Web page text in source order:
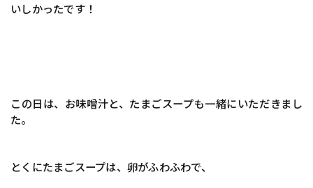
いしかったです！
この日は、お味噌汁と、たまごスープも一緒にいただきまし
た。
とくにたまごスープは、卵がふわふわで、